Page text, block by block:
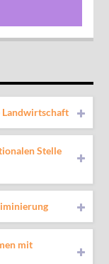
Landwirtschaft
Stelle
mit